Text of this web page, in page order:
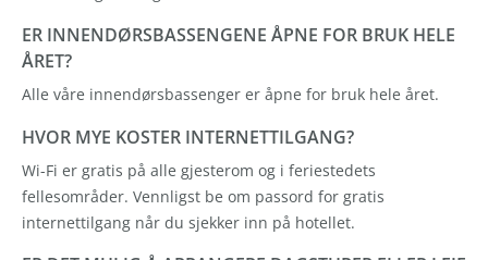
ER INNENDØRSBASSENGENE ÅPNE FOR BRUK HELE
ÅRET?
Alle våre innendørsbassenger er åpne for bruk hele året.
HVOR MYE KOSTER INTERNETTILGANG?
Wi-Fi er gratis på alle gjesterom og i feriestedets
fellesområder. Vennligst be om passord for gratis
internettilgang når du sjekker inn på hotellet.